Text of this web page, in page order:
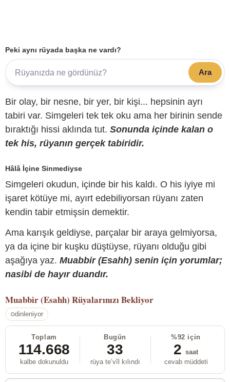
Peki aynı rüyada başka ne vardı?
Ara
Bir olay, bir nesne, bir yer, bir kişi... hepsinin ayrı
tabiri var. Simgeleri tek tek oku ama her birinin sende
bıraktığı hissi aklında tut. Sonunda içinde kalan o
tek his, rüyanın gerçek tabiridir.
Hâlâ İçine Sinmediyse
Simgeleri okudun, içinde bir his kaldı. O his iyiye mi
işaret kötüye mi, ayırt edebiliyorsan rüyanı zaten
kendin tabir etmişsin demektir.
Ama karışık geldiyse, parçalar bir araya gelmiyorsa,
ya da içine bir kuşku düştüyse, rüyanı olduğu gibi
aşağıya yaz. Muabbir (Esahh) senin için yorumlar;
nasibi de hayır duandır.
Muabbir (Esahh) Rüyalarınızı Bekliyor
dinleniyor
Toplam
114.668
kalbe dokunuldu
Bugün
33
rüya te’vîl kılındı
%92 için
2 saat
cevab müddeti